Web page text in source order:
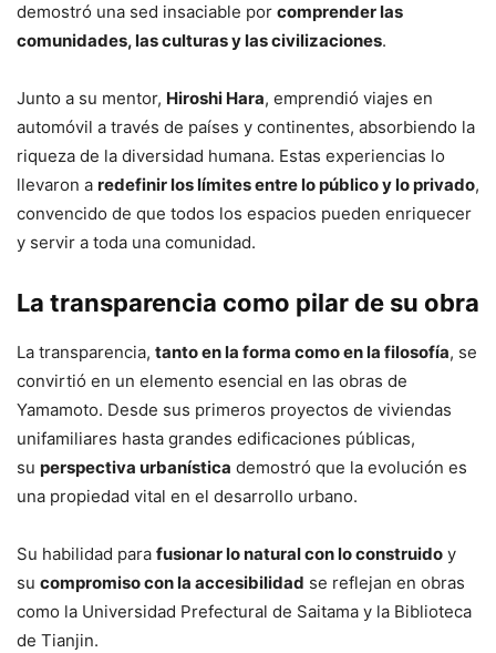
demostró una sed insaciable por comprender las
comunidades, las culturas y las civilizaciones.
Junto a su mentor, Hiroshi Hara, emprendió viajes en
automóvil a través de países y continentes, absorbiendo la
riqueza de la diversidad humana. Estas experiencias lo
llevaron a redefinir los límites entre lo público y lo privado,
convencido de que todos los espacios pueden enriquecer
y servir a toda una comunidad.
La transparencia como pilar de su obra
La transparencia, tanto en la forma como en la filosofía, se
convirtió en un elemento esencial en las obras de
Yamamoto. Desde sus primeros proyectos de viviendas
unifamiliares hasta grandes edificaciones públicas,
su perspectiva urbanística demostró que la evolución es
una propiedad vital en el desarrollo urbano.
Su habilidad para fusionar lo natural con lo construido y
su compromiso con la accesibilidad se reflejan en obras
como la Universidad Prefectural de Saitama y la Biblioteca
de Tianjin.